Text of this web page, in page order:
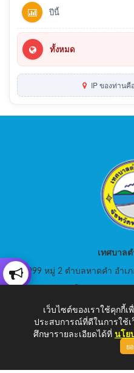
ปีนี้
ทั้งหมด
IP ของท่านคื
เทศบาล
999 หมู่ 2 ตำบลหาดคำ อำเ
E-Mail:
เว็บไซต์ของเราใช้คุกกี้
ประสบการณ์ที่ดีในการใช้
ศึกษารายละเอียดได้ที่ นโย
ย